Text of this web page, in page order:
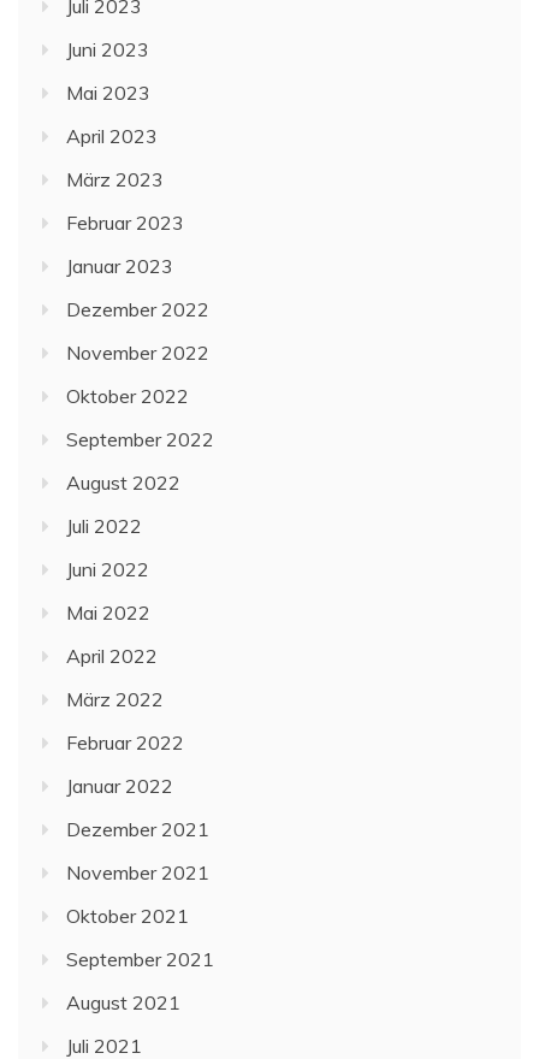
Juli 2023
Juni 2023
Mai 2023
April 2023
März 2023
Februar 2023
Januar 2023
Dezember 2022
November 2022
Oktober 2022
September 2022
August 2022
Juli 2022
Juni 2022
Mai 2022
April 2022
März 2022
Februar 2022
Januar 2022
Dezember 2021
November 2021
Oktober 2021
September 2021
August 2021
Juli 2021